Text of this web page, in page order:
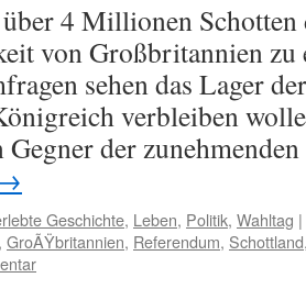
über 4 Millionen
von Großbritannien zu
sehen das Lager
verbleiben
Gegner der
Geschichte, Leben, Politik, Wahltag |
, GroÃŸbritannien, Referendum, Schottland